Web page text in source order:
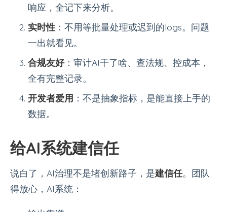
响应，全记下来分析。
实时性 ：不用等批量处理或迟到的logs。问题
一出就看见。
合规友好：审计AI干了啥、查法规、控成本，
全有完整记录。
开发者爱用 ：不是抽象指标，是能直接上手的
数据。
给AI系统建信任
说白了，AI治理不是堵创新路子，是建信任。团队
得放心，AI系统：